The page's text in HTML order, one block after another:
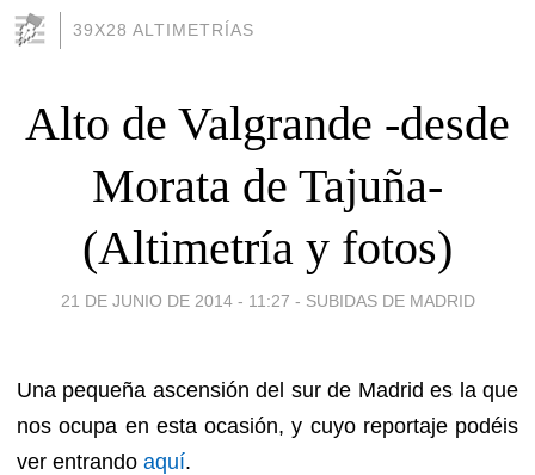
39X28 ALTIMETRÍAS
Alto de Valgrande -desde
Morata de Tajuña-
(Altimetría y fotos)
21 DE JUNIO DE 2014 - 11:27 - SUBIDAS DE MADRID
Una pequeña ascensión del sur de Madrid es la que
nos ocupa en esta ocasión, y cuyo reportaje podéis
ver entrando aquí.